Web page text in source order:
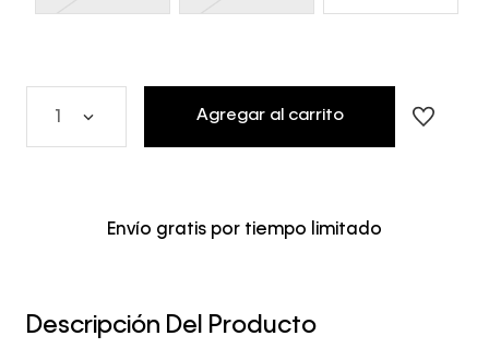
Agregar al carrito
Envío gratis por tiempo limitado
Descripción Del Producto